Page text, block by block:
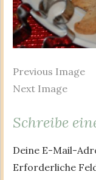
Previous Image
Next Image
Schreibe
Deine E-Mail-
Erforderliche